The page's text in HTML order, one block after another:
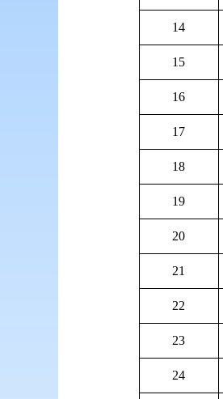
14
15
16
17
18
19
20
21
22
23
24